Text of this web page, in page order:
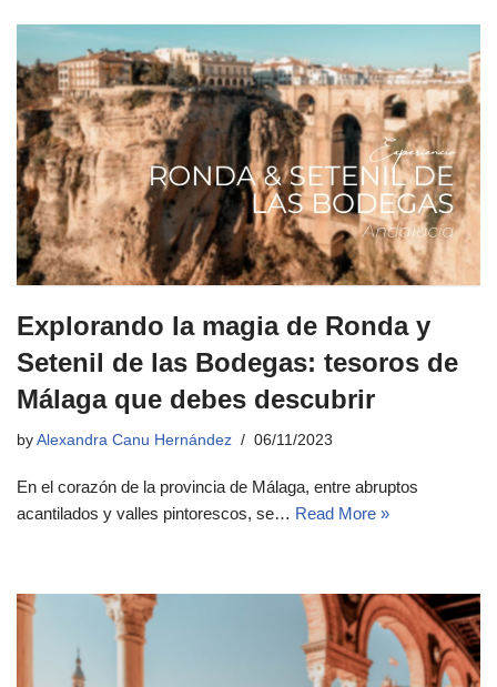
Explorando la magia de Ronda y
Setenil de las Bodegas: tesoros de
Málaga que debes descubrir
by Alexandra Canu Hernández 06/11/2023
En el corazón de la provincia de Málaga, entre abruptos
acantilados y valles pintorescos, se… Read More »